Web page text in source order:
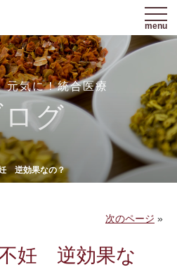
menu
元気に！統合医療
グ
逆効果なの？
次のページ »
妊 逆効果な